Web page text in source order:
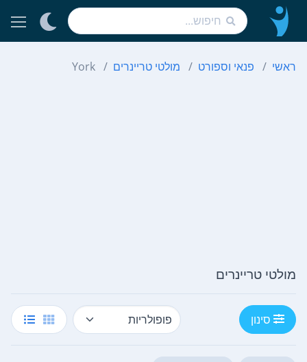
ראשי פנאי וספורט מולטי טריינרים York
מולטי טריינרים
סינון